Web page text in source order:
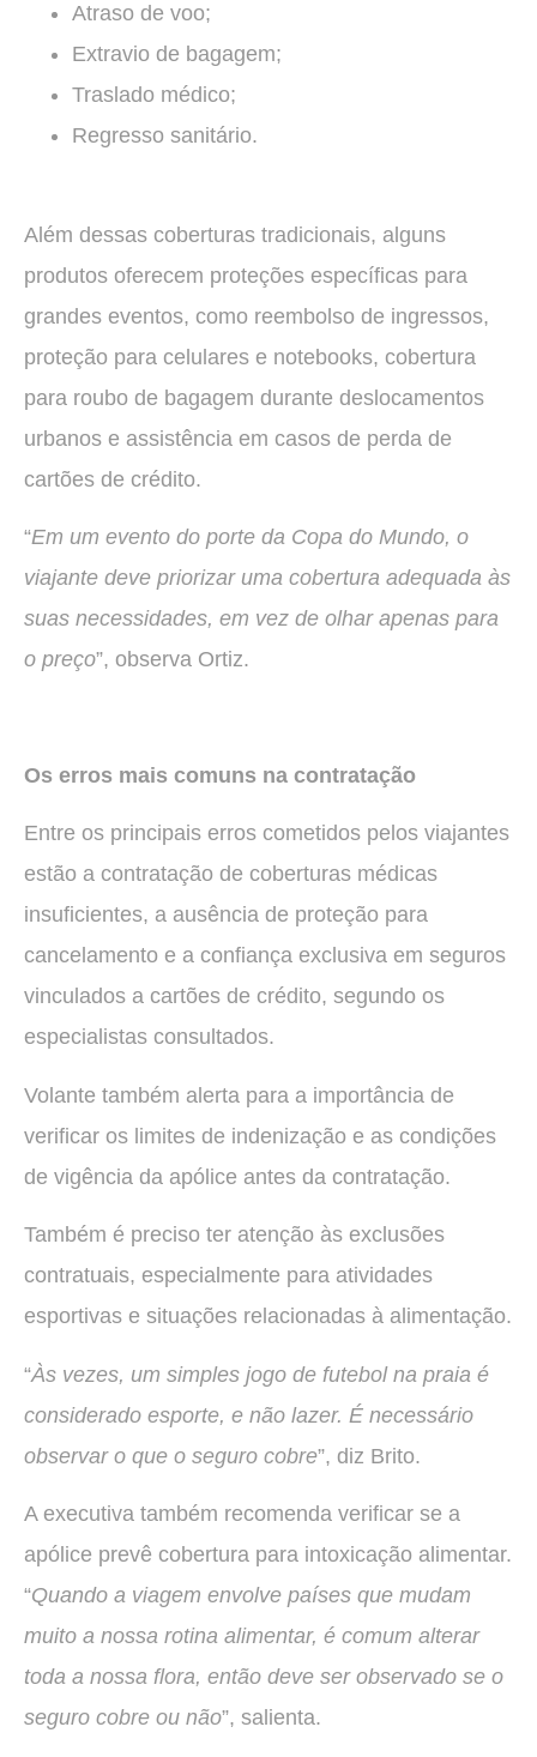
Atraso de voo;
Extravio de bagagem;
Traslado médico;
Regresso sanitário.
Além dessas coberturas tradicionais, alguns
produtos oferecem proteções específicas para
grandes eventos, como reembolso de ingressos,
proteção para celulares e notebooks, cobertura
para roubo de bagagem durante deslocamentos
urbanos e assistência em casos de perda de
cartões de crédito.
“Em um evento do porte da Copa do Mundo, o
viajante deve priorizar uma cobertura adequada às
suas necessidades, em vez de olhar apenas para
o preço”, observa Ortiz.
Os erros mais comuns na contratação
Entre os principais erros cometidos pelos viajantes
estão a contratação de coberturas médicas
insuficientes, a ausência de proteção para
cancelamento e a confiança exclusiva em seguros
vinculados a cartões de crédito, segundo os
especialistas consultados.
Volante também alerta para a importância de
verificar os limites de indenização e as condições
de vigência da apólice antes da contratação.
Também é preciso ter atenção às exclusões
contratuais, especialmente para atividades
esportivas e situações relacionadas à alimentação.
“Às vezes, um simples jogo de futebol na praia é
considerado esporte, e não lazer. É necessário
observar o que o seguro cobre”, diz Brito.
A executiva também recomenda verificar se a
apólice prevê cobertura para intoxicação alimentar.
“Quando a viagem envolve países que mudam
muito a nossa rotina alimentar, é comum alterar
toda a nossa flora, então deve ser observado se o
seguro cobre ou não”, salienta.